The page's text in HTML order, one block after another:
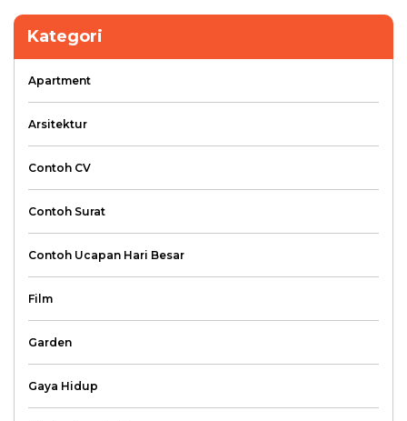
Kategori
Apartment
Arsitektur
Contoh CV
Contoh Surat
Contoh Ucapan Hari Besar
Film
Garden
Gaya Hidup